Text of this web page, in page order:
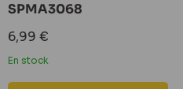
SPMA3068
Prix
réduit
6,99 €
En stock